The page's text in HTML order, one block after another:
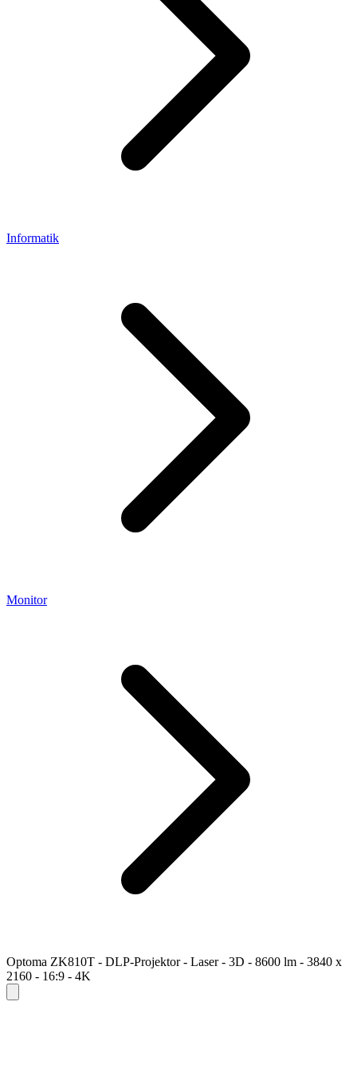
Informatik
Monitor
Optoma ZK810T - DLP-Projektor - Laser - 3D - 8600 lm - 3840 x
2160 - 16:9 - 4K